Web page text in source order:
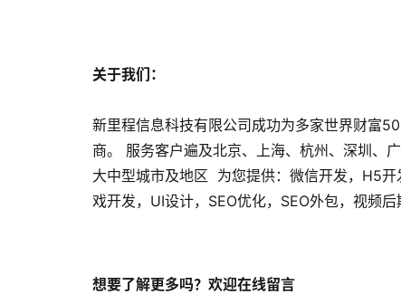
关于我们：
新里程信息科技有限公司成功为多家世界财富
商。 服务客户遍及北京、上海、杭州、深圳、
大中型城市及地区 为您提供：微信开发，H5
戏开发，UI设计，SEO优化，SEO外包，视频
想要了解更多吗？欢迎在线留言